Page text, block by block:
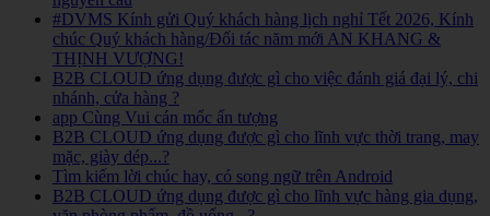
#DVMS Kính gửi Quý khách hàng lịch nghỉ Tết 2026, Kính
chúc Quý khách hàng/Đối tác năm mới AN KHANG &
THỊNH VƯỢNG!
B2B CLOUD ứng dụng được gì cho việc đánh giá đại lý, chi
nhánh, cửa hàng ?
app Cùng Vui cán mốc ấn tượng
B2B CLOUD ứng dụng được gì cho lĩnh vực thời trang, may
mặc, giày dép...?
Tìm kiếm lời chúc hay, có song ngữ trên Android
B2B CLOUD ứng dụng được gì cho lĩnh vực hàng gia dụng,